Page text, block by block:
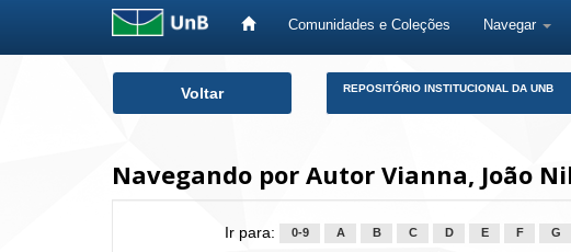
Comunidades e Coleções Navegar
Voltar REPOSITÓRIO INSTITUCIONAL DA UNB
Navegando por Autor Vianna, João
Ir para: 0-9 A B C D E F G